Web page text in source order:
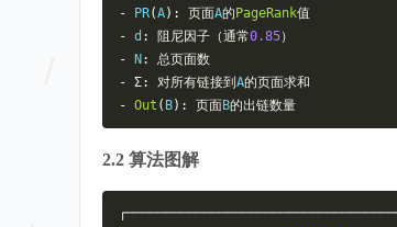
- PR(A): 页面A的 PageRank值
- d : 阻尼因子（通常0.85）
- N :
总页面数
- Σ: 对所有链接到 A的页面求和
- Out ( B): 页面B的出链数量
2.2 算法图解